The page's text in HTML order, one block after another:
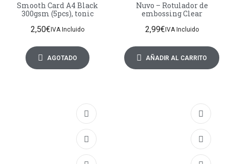
Smooth Card A4 Black
300gsm (5pcs), tonic
2,50€IVA Incluido
AGOTADO
Nuvo – Rotulador de
embossing Clear
2,99€IVA Incluido
AÑADIR AL CARRITO